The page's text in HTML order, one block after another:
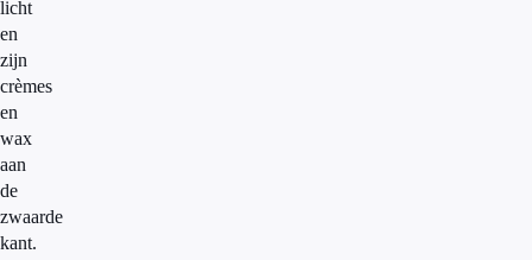
licht
en
zijn
crèmes
en
wax
aan
de
zwaarde
kant.